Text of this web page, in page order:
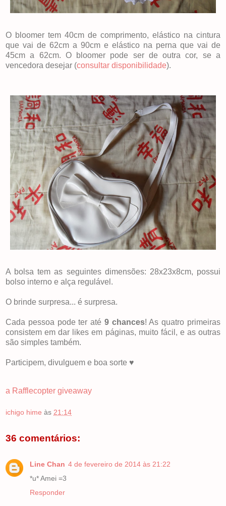
O bloomer tem 40cm de comprimento, elástico na cintura
que vai de 62cm a 90cm e elástico na perna que vai de
45cm a 62cm. O bloomer pode ser de outra cor, se a
vencedora desejar (consultar disponibilidade).
A bolsa tem as seguintes dimensões: 28x23x8cm, possui
bolso interno e alça regulável.
O brinde surpresa... é surpresa.
Cada pessoa pode ter até 9 chances! As quatro primeiras
consistem em dar likes em páginas, muito fácil, e as outras
são simples também.
Participem, divulguem e boa sorte ♥
a Rafflecopter giveaway
ichigo hime às 21:14
36 comentários:
Line Chan 4 de fevereiro de 2014 às 21:22
*u* Amei =3
Responder